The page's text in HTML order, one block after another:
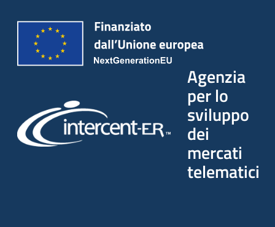
Agenzia
per lo
sviluppo
dei
mercati
telematici